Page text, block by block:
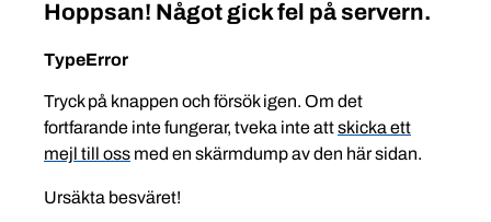
Hoppsan! Något gick fel på servern.
TypeError
Tryck på knappen och försök igen. Om det
fortfarande inte fungerar, tveka inte attskicka ett
mejl till oss med en skärmdump av den här sidan.
Ursäkta besväret!